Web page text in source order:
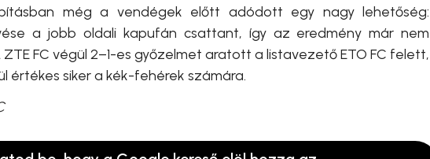
még a vendégek előtt adódott egy nagy lehetőség:
a jobb oldali kapufán csattant, így az eredmény már nem
FC végül 2–1-es győzelmet aratott a listavezető ETO FC felett,
értékes siker a kék-fehérek számára.